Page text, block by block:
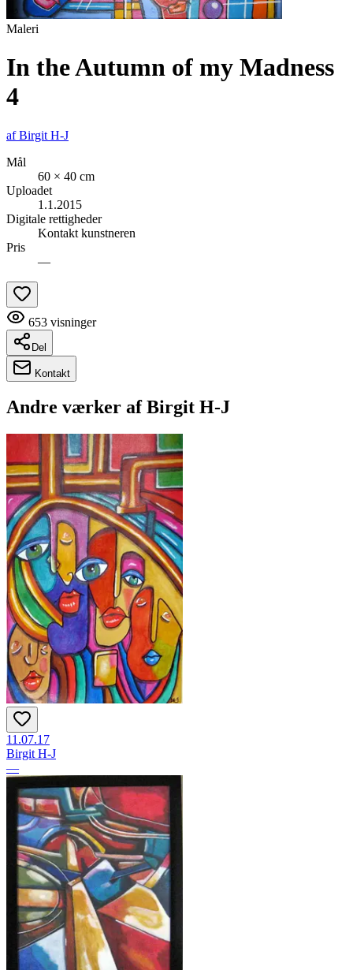
Maleri
In the Autumn of my Madness
4
afBirgit H-J
Mål
60 × 40 cm
Uploadet
1.1.2015
Digitale rettigheder
Kontakt kunstneren
Pris
—
653 visninger
Del
Kontakt
Andre værker afBirgit H-J
11.07.17
Birgit H-J
—